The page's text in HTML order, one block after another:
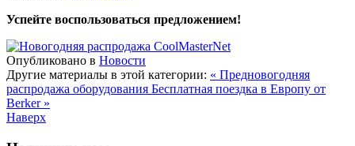
Успейте воспользоваться предложением!
Опубликовано в Новости
Другие материалы в этой категории: « Предновогодняя
распродажа оборудования Бесплатная поездка в Европу от
Berker »
Наверх